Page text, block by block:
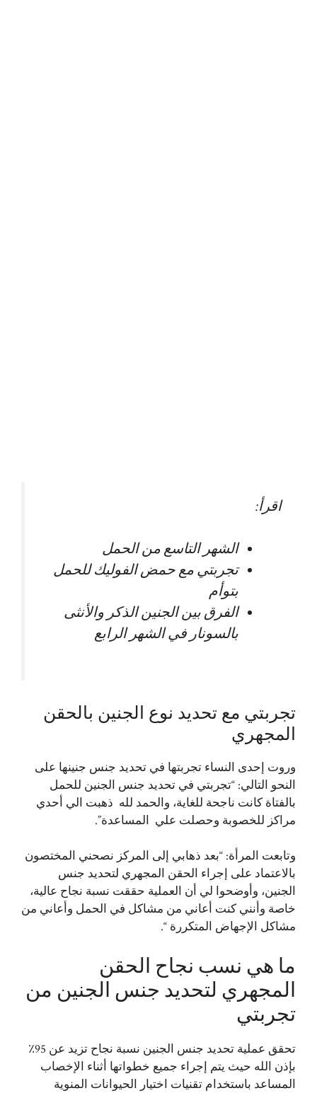
اقرأ:
الشهر التاسع من الحمل
تجربتي مع حمض الفوليك للحمل
بتوأم
الفرق بين الجنين الذكر والأنثى
‏بالسونار في الشهر الرابع
تجربتي مع تحديد نوع الجنين بالحقن
المجهري
وروت إحدى النساء تجربتها في تحديد جنس جنينها على
النحو التالي: “تجربتي في تحديد جنس الجنين للحمل
بالفتاة كانت ناجحة للغاية، والحمد لله ذهبت الي أحدي
مراكز للخصوبة وحصلت علي المساعدة”.
وتابعت المرأة: “بعد ذهابي إلى المركز نصحني المختصون
بالاعتماد على إجراء الحقن المجهري لتحديد جنس
الجنين، وأوضحوا لي أن العملية حققت نسبة نجاح عالية،
خاصة وأنني كنت أعاني من مشاكل في الحمل وأعاني من
مشاكل الإجهاض المتكررة “.
ما هي نسب نجاح الحقن
المجهري لتحديد جنس الجنين من
تجربتي
تحقق عملية تحديد جنس الجنين نسبة نجاح تزيد عن 95٪
بإذن الله حيث يتم إجراء جميع خطواتها أثناء الإخصاب
المساعد باستخدام تقنيات اختيار الحيوانات المنوية